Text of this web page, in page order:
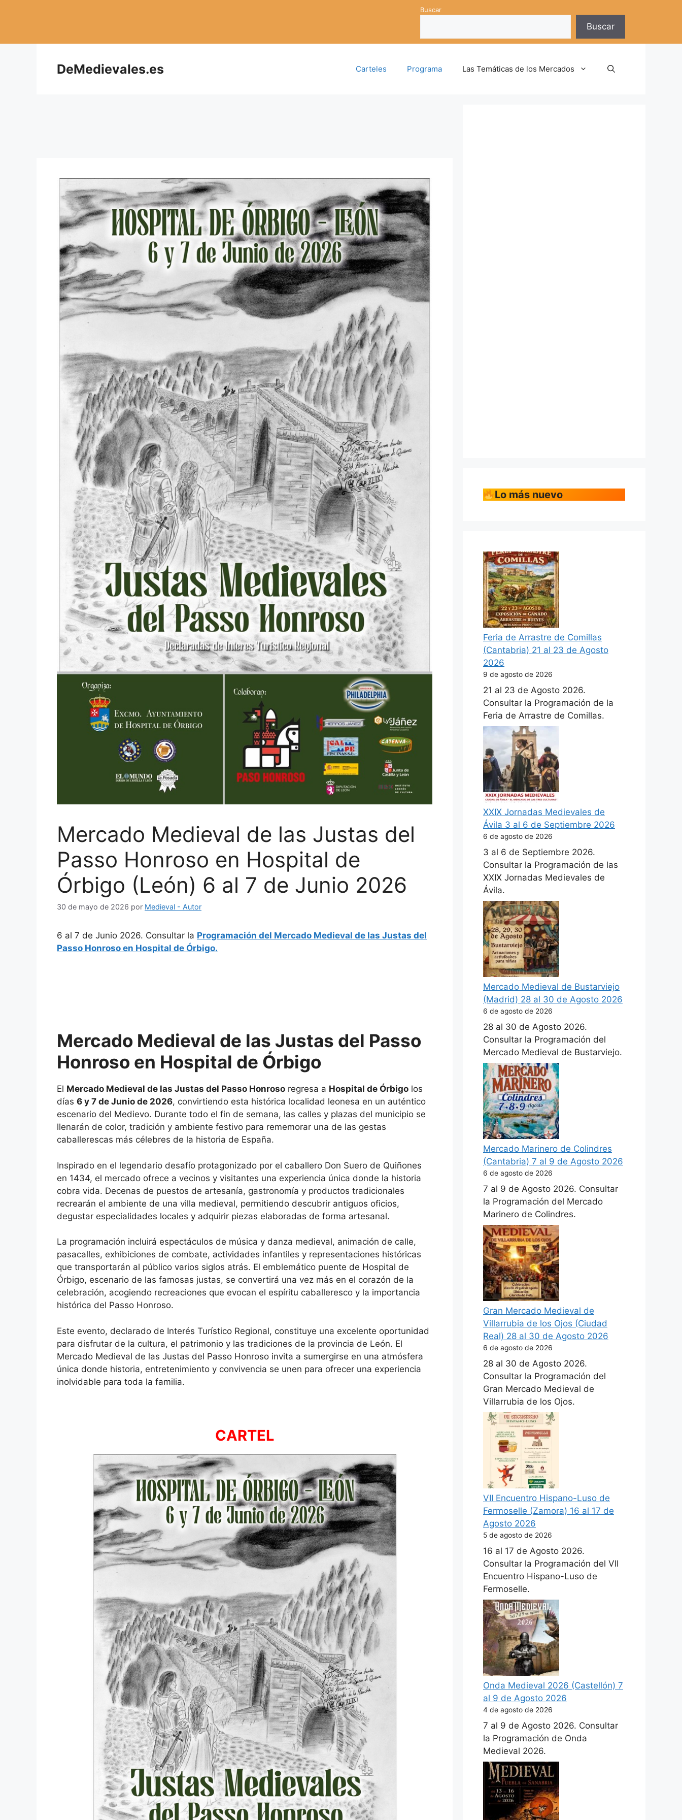
Buscar
Buscar
DeMedievales.es Carteles Programa Las Temáticas de los Mercados
Mercado Medieval de las Justas del
Passo Honroso en Hospital de
Órbigo (León) 6 al 7 de Junio 2026
30 de mayo de 2026 por Medieval - Autor
6 al 7 de Junio 2026. Consultar la Programación del Mercado Medieval de las Justas del
Passo Honroso en Hospital de Órbigo.
Mercado Medieval de las Justas del Passo
Honroso en Hospital de Órbigo
El Mercado Medieval de las Justas del Passo Honroso regresa a Hospital de Órbigo los
días 6 y 7 de Junio de 2026, convirtiendo esta histórica localidad leonesa en un auténtico
escenario del Medievo. Durante todo el fin de semana, las calles y plazas del municipio se
llenarán de color, tradición y ambiente festivo para rememorar una de las gestas
caballerescas más célebres de la historia de España.
Inspirado en el legendario desafío protagonizado por el caballero Don Suero de Quiñones
en 1434, el mercado ofrece a vecinos y visitantes una experiencia única donde la historia
cobra vida. Decenas de puestos de artesanía, gastronomía y productos tradicionales
recrearán el ambiente de una villa medieval, permitiendo descubrir antiguos oficios,
degustar especialidades locales y adquirir piezas elaboradas de forma artesanal.
La programación incluirá espectáculos de música y danza medieval, animación de calle,
pasacalles, exhibiciones de combate, actividades infantiles y representaciones históricas
que transportarán al público varios siglos atrás. El emblemático puente de Hospital de
Órbigo, escenario de las famosas justas, se convertirá una vez más en el corazón de la
celebración, acogiendo recreaciones que evocan el espíritu caballeresco y la importancia
histórica del Passo Honroso.
Este evento, declarado de Interés Turístico Regional, constituye una excelente oportunidad
para disfrutar de la cultura, el patrimonio y las tradiciones de la provincia de León. El
Mercado Medieval de las Justas del Passo Honroso invita a sumergirse en una atmósfera
única donde historia, entretenimiento y convivencia se unen para ofrecer una experiencia
inolvidable para toda la familia.
CARTEL
Lo más nuevo
Feria de Arrastre de Comillas
(Cantabria) 21 al 23 de Agosto
2026
9 de agosto de 2026
21 al 23 de Agosto 2026.
Consultar la Programación de la
Feria de Arrastre de Comillas.
XXIX Jornadas Medievales de
Ávila 3 al 6 de Septiembre 2026
6 de agosto de 2026
3 al 6 de Septiembre 2026.
Consultar la Programación de las
XXIX Jornadas Medievales de
Ávila.
Mercado Medieval de Bustarviejo
(Madrid) 28 al 30 de Agosto 2026
6 de agosto de 2026
28 al 30 de Agosto 2026.
Consultar la Programación del
Mercado Medieval de Bustarviejo.
Mercado Marinero de Colindres
(Cantabria) 7 al 9 de Agosto 2026
6 de agosto de 2026
7 al 9 de Agosto 2026. Consultar
la Programación del Mercado
Marinero de Colindres.
Gran Mercado Medieval de
Villarrubia de los Ojos (Ciudad
Real) 28 al 30 de Agosto 2026
6 de agosto de 2026
28 al 30 de Agosto 2026.
Consultar la Programación del
Gran Mercado Medieval de
Villarrubia de los Ojos.
VII Encuentro Hispano-Luso de
Fermoselle (Zamora) 16 al 17 de
Agosto 2026
5 de agosto de 2026
16 al 17 de Agosto 2026.
Consultar la Programación del VII
Encuentro Hispano-Luso de
Fermoselle.
Onda Medieval 2026 (Castellón) 7
al 9 de Agosto 2026
4 de agosto de 2026
7 al 9 de Agosto 2026. Consultar
la Programación de Onda
Medieval 2026.